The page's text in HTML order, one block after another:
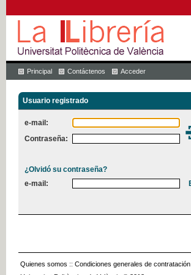
Principal Contáctenos Acceder
Usuario registrado
e-mail:
Contraseña:
¿Olvidó su contraseña?
e-mail:
Quienes somos :: Condiciones generales de contratación